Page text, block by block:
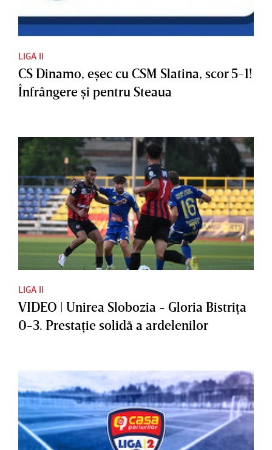
LIGA II
CS Dinamo, eşec cu CSM Slatina, scor 5-1!
Înfrângere şi pentru Steaua
LIGA II
VIDEO | Unirea Slobozia - Gloria Bistriţa
0-3. Prestaţie solidă a ardelenilor